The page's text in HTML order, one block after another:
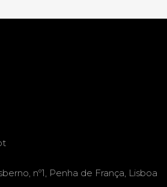
nº1, Penha de França, Lisboa